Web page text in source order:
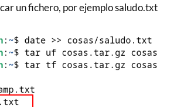
un fichero, por ejemplo saludo.txt